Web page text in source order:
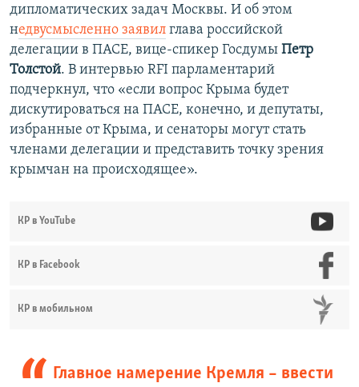
дипломатических задач Москвы. И об этом
недвусмысленно заявил глава российской
делегации в ПАСЕ, вице-спикер Госдумы Петр
Толстой. В интервью RFI парламентарий
подчеркнул, что «если вопрос Крыма будет
дискутироваться на ПАСЕ, конечно, и депутаты,
избранные от Крыма, и сенаторы могут стать
членами делегации и представить точку зрения
крымчан на происходящее».
КР в YouTube
КР в Facebook
КР в мобильном
Главное намерение Кремля – ввести